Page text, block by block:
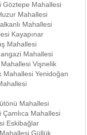
Göztepe Mahallesi
Mahallesi
Mahallesi
Kayapınar
Mahallesi
Mahallesi
Vişnelik
Mahallesi Yenidoğan
Mahallesi
Mahallesi
Eskibağlar
Güllük